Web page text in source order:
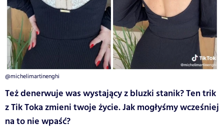
@michelimartinenghi
Też denerwuje was wystający z bluzki stanik? Ten trik
z Tik Toka zmieni twoje życie. Jak mogłyśmy wcześniej
na to nie wpaść?